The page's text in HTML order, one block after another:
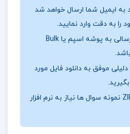
این کتاب: روایت دقیق و
از منابع معتبر تاریخی
از زندگی موساشی ارائه
تمام جنبه‌های زندگی او، از
یک اسطوره‌ی شمشیرزنی
زندگی و هنر شمشیرزنی
نبود، بلکه دارای فلسفه‌ی
به ایمیل شما ارسال خواهد شد
را به دقت وارد نمایید.
ممکن است ایمیل ارسالی به پوشه اسپم یا Bulk
موفق به دانلود فایل مورد
برای باز کردن فایل ZIP نمونه سوال ها نیاز به نرم افزار